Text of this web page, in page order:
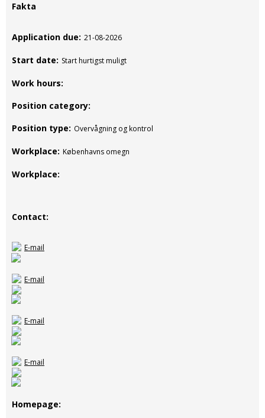
Fakta
Application due 21-08-2026
Start date Start hurtigst muligt
Work hours
Position category
Position type
Overvågning og kontrol
Workplace Københavns omegn
Workplace
Contact
E-mail
E-mail
E-mail
E-mail
Homepage